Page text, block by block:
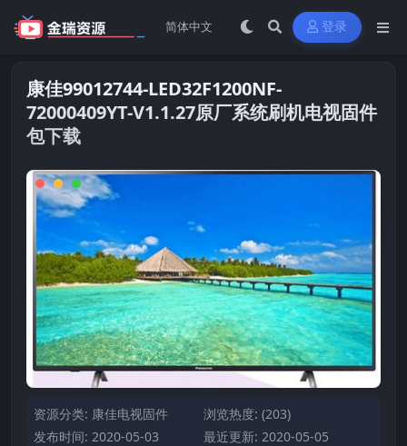
登录
康佳99012744-LED32F1200NF-
72000409YT-V1.1.27原厂系统刷机电视固件
包下载
资源分类: 康佳电视固件
浏览热度: (203)
发布时间: 2020-05-03
最近更新: 2020-05-05